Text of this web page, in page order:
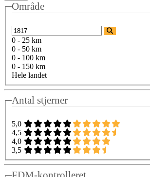
Område
0 - 25 km
0 - 50 km
0 - 100 km
0 - 150 km
Hele landet
Antal stjerner
5,0
4,5
4,0
3,5